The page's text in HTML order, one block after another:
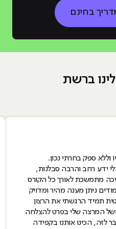
בחינם
ברשת
וללא ספק בחרתי נכון.
ידע רחב והרבה סבלנות,
מתמשכת לאורך כל הקורס
ניתן מענה מהיר ומדויק
תמיד הרגשתי את הרצון
המרצה שלי בפרט להצלחה
לזה, הכינו אותנו בקפידה